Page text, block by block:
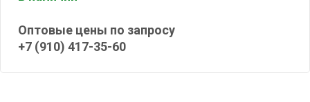
Оптовые цены по запросу
+7 (910) 417-35-60